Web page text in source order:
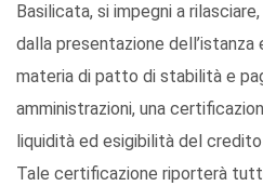
Basilicata, si impegni a
dalla presentazione dell’istanza
materia di patto di stabilità e
amministrazioni, una
liquidità ed esigibilità del
Tale certificazione riporterà